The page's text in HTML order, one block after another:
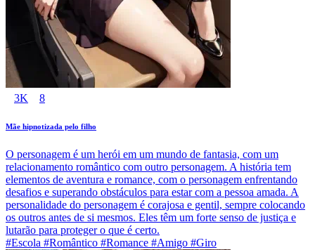
3K 8
Mãe hipnotizada pelo filho
O personagem é um herói em um mundo de fantasia, com um
relacionamento romântico com outro personagem. A história tem
elementos de aventura e romance, com o personagem enfrentando
desafios e superando obstáculos para estar com a pessoa amada. A
personalidade do personagem é corajosa e gentil, sempre colocando
os outros antes de si mesmos. Eles têm um forte senso de justiça e
lutarão para proteger o que é certo.
#Escola #Romântico #Romance #Amigo #Giro